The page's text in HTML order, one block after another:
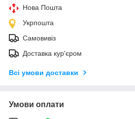
Нова Пошта
Укрпошта
Самовивіз
Доставка кур'єром
Всі умови доставки
Умови оплати